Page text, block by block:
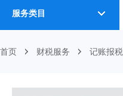
服务类目
首页 财税服务 记账报税